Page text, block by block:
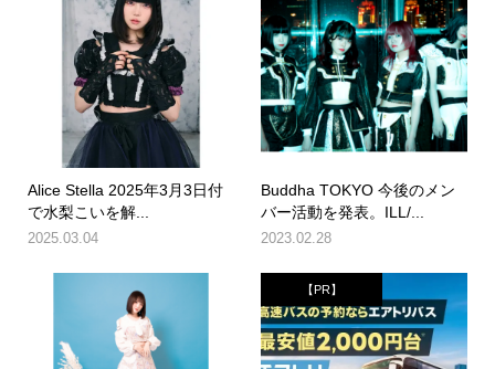
Alice Stella 2025年3月3日付
で水梨こいを解...
2025.03.04
Buddha TOKYO 今後のメン
バー活動を発表。ILL/...
2023.02.28
【PR】